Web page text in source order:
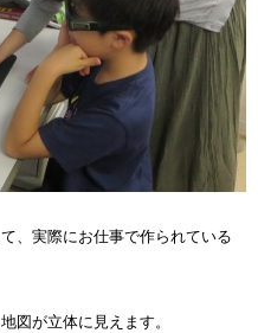
、実際にお仕事で作られている
図が立体に見えます。